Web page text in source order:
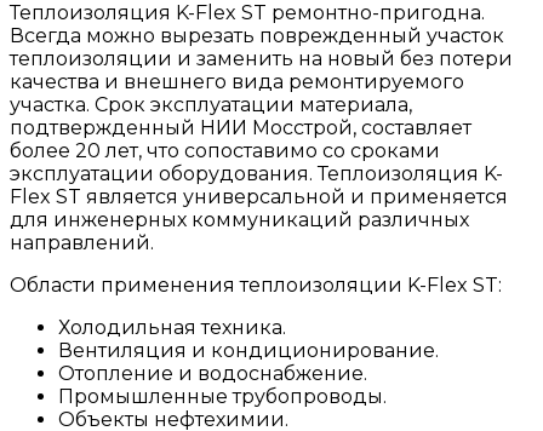
Теплоизоляция K-Flex ST ремонтно-пригодна.
Всегда можно вырезать поврежденный участок
теплоизоляции и заменить на новый без потери
качества и внешнего вида ремонтируемого
участка. Срок эксплуатации материала,
подтвержденный НИИ Мосстрой, составляет
более 20 лет, что сопоставимо со сроками
эксплуатации оборудования. Теплоизоляция K-
Flex ST является универсальной и применяется
для инженерных коммуникаций различных
направлений.
Области применения теплоизоляции K-Flex ST:
Холодильная техника.
Вентиляция и кондиционирование.
Отопление и водоснабжение.
Промышленные трубопроводы.
Объекты нефтехимии.